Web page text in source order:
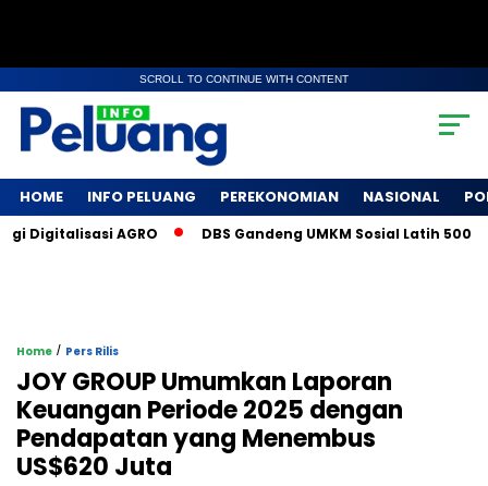
SCROLL TO CONTINUE WITH CONTENT
HOME INFO PELUANG PEREKONOMIAN NASIONAL
AGRO DBS Gandeng UMKM Sosial Latih 500
Home / Pers Rilis
JOY GROUP Umumkan Laporan
Keuangan Periode 2025 dengan
Pendapatan yang Menembus
US$620 Juta